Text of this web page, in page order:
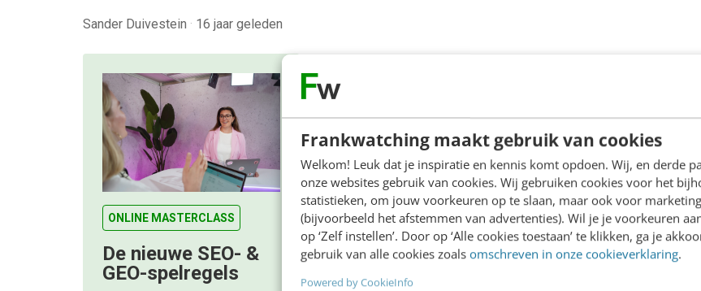
Frankwatching maakt gebruik van cookies
Welkom! Leuk dat je inspiratie en kennis komt opdoen. Wij, en derde
onze websites gebruik van cookies. Wij gebruiken cookies voor het
statistieken, om jouw voorkeuren op te slaan, maar ook voor
(bijvoorbeeld het afstemmen van advertenties). Wil je je voorkeuren
op ‘Zelf instellen’. Door op ‘Alle cookies toestaan’ te klikken, ga je
gebruik van alle cookies zoals omschreven in onze cookieverklaring.
Powered by CookieInfo
Sander Duivestein · 16 jaar geleden
ONLINE MASTERCLASS
De nieuwe SEO- &
GEO-spelregels